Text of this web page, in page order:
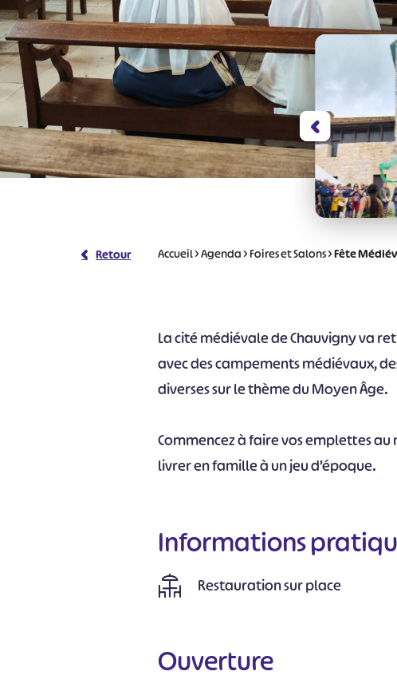
Retour Accueil>Agenda>Foires et Salons>Fête
La cité médiévale de Chauvigny va
avec des campements médiévaux,
diverses sur le thème du Moyen Âge.
Commencez à faire vos emplettes
livrer en famille à un jeu d’époque.
Informations
Restauration sur place
Ouverture